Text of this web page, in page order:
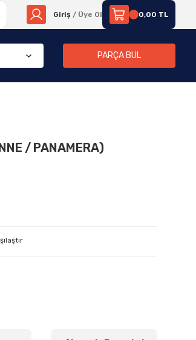
Giriş / Üye Ol 0,00 TL
PARÇA BUL
/ PANAMERA)